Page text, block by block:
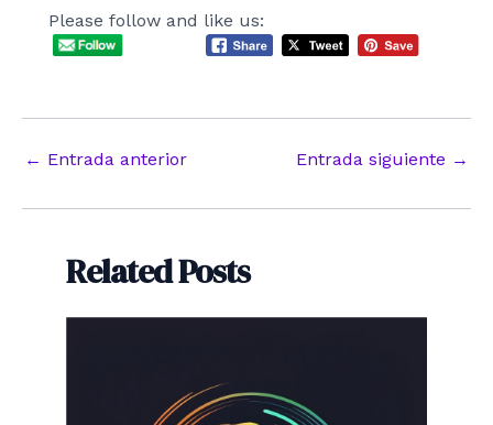
Please follow and like us:
Navegación
entradas
← Entrada anterior Entrada siguiente →
Related Posts